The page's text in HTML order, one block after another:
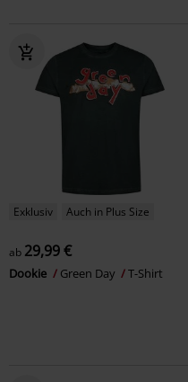
Exklusiv Auch in Plus Size
ab 29,99 €
Dookie Green Day T-Shirt